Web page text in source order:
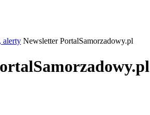
alerty Newsletter PortalSamorzadowy.pl